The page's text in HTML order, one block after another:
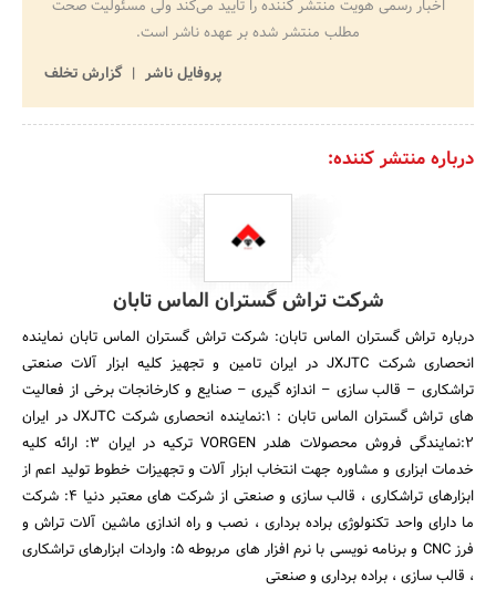
اخبار رسمی هویت منتشر کننده را تایید می‌کند ولی مسئولیت صحت
مطلب منتشر شده بر عهده ناشر است.
پروفایل ناشر
گزارش تخلف
درباره منتشر کننده:
شرکت تراش گستران الماس تابان
درباره تراش گستران الماس تابان: شرکت تراش گستران الماس تابان نماینده
انحصاری شرکت JXJTC در ایران تامین و تجهیز کلیه ابزار آلات صنعتی
تراشکاری – قالب سازی – اندازه گیری – صنایع و کارخانجات برخی از فعالیت
های تراش گستران الماس تابان : 1:نماینده انحصاری شرکت JXJTC در ایران
2:نمایندگی فروش محصولات هلدر VORGEN ترکیه در ایران 3: ارائه کلیه
خدمات ابزاری و مشاوره جهت انتخاب ابزار آلات و تجهیزات خطوط تولید اعم از
ابزارهای تراشکاری ، قالب سازی و صنعتی از شرکت های معتبر دنیا 4: شرکت
ما دارای واحد تکنولوژی براده برداری ، نصب و راه اندازی ماشین آلات تراش و
فرز CNC و برنامه نویسی با نرم افزار های مربوطه 5: واردات ابزارهای تراشکاری
، قالب سازی ، براده برداری و صنعتی